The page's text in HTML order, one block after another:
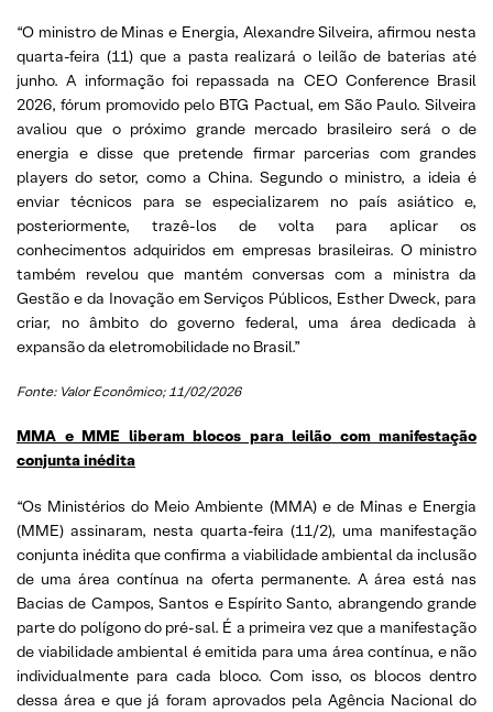
“O ministro de Minas e Energia, Alexandre Silveira, afirmou nesta
quarta-feira (11) que a pasta realizará o leilão de baterias até
junho. A informação foi repassada na CEO Conference Brasil
2026, fórum promovido pelo BTG Pactual, em São Paulo. Silveira
avaliou que o próximo grande mercado brasileiro será o de
energia e disse que pretende firmar parcerias com grandes
players do setor, como a China. Segundo o ministro, a ideia é
enviar técnicos para se especializarem no país asiático e,
posteriormente, trazê-los de volta para aplicar os
conhecimentos adquiridos em empresas brasileiras. O ministro
também revelou que mantém conversas com a ministra da
Gestão e da Inovação em Serviços Públicos, Esther Dweck, para
criar, no âmbito do governo federal, uma área dedicada à
expansão da eletromobilidade no Brasil.”
Fonte: Valor Econômico; 11/02/2026
MMA e MME liberam blocos para leilão com manifestação
conjunta inédita
“Os Ministérios do Meio Ambiente (MMA) e de Minas e Energia
(MME) assinaram, nesta quarta-feira (11/2), uma manifestação
conjunta inédita que confirma a viabilidade ambiental da inclusão
de uma área contínua na oferta permanente. A área está nas
Bacias de Campos, Santos e Espírito Santo, abrangendo grande
parte do polígono do pré-sal. É a primeira vez que a manifestação
de viabilidade ambiental é emitida para uma área contínua, e não
individualmente para cada bloco. Com isso, os blocos dentro
dessa área e que já foram aprovados pela Agência Nacional do